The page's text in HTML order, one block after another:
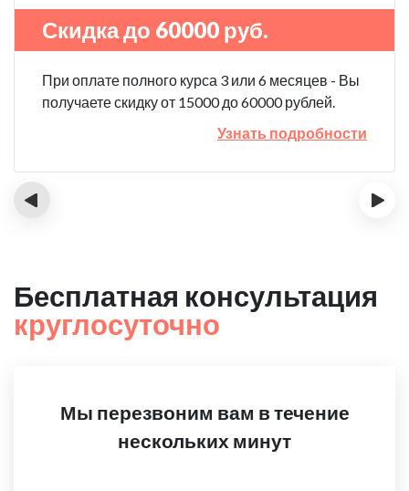
Скидка до 60000 руб.
При оплате полного курса 3 или 6 месяцев - Вы
получаете скидку от 15000 до 60000 рублей.
Узнать подробности
‹ ›
Бесплатная консультация
круглосуточно
Мы перезвоним вам в течение
нескольких минут